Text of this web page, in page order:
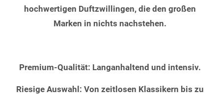
hochwertigen Duftzwillingen, die den großen
Marken in nichts nachstehen.
Premium-Qualität: Langanhaltend und intensiv.
Riesige Auswahl: Von zeitlosen Klassikern bis zu